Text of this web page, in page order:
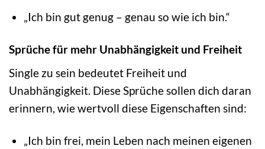
„Ich bin gut genug – genau so wie ich bin.“
Sprüche für mehr Unabhängigkeit und Freiheit
Single zu sein bedeutet Freiheit und
Unabhängigkeit. Diese Sprüche sollen dich daran
erinnern, wie wertvoll diese Eigenschaften sind:
„Ich bin frei, mein Leben nach meinen eigenen